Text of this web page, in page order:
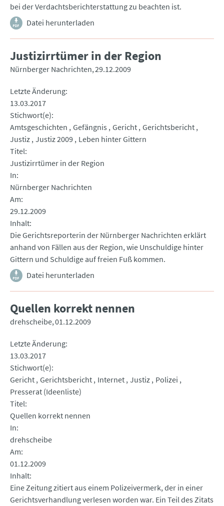
bei der Verdachtsberichterstattung zu beachten ist.
Datei herunterladen
Justizirrtümer in der Region
Nürnberger Nachrichten 29.12.2009
Letzte Änderung
13.03.2017
Stichwort(e)
Amtsgeschichten Gefängnis Gericht Gerichtsbericht
Justiz Justiz 2009 Leben hinter Gittern
Titel
Justizirrtümer in der Region
In
Nürnberger Nachrichten
Am
29.12.2009
Inhalt
Die Gerichtsreporterin der Nürnberger Nachrichten erklärt
anhand von Fällen aus der Region, wie Unschuldige hinter
Gittern und Schuldige auf freien Fuß kommen.
Datei herunterladen
Quellen korrekt nennen
drehscheibe 01.12.2009
Letzte Änderung
13.03.2017
Stichwort(e)
Gericht Gerichtsbericht Internet Justiz Polizei
Presserat (Ideenliste)
Titel
Quellen korrekt nennen
In
drehscheibe
Am
01.12.2009
Inhalt
Eine Zeitung zitiert aus einem Polizeivermerk, der in einer
Gerichtsverhandlung verlesen worden war. Ein Teil des Zitats